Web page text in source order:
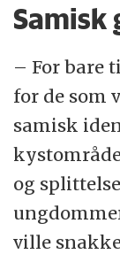
Samisk
– For bare
for de som
samisk
og
ville